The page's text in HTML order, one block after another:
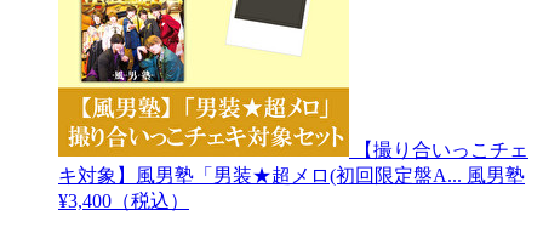
【撮り合いっこチェ
キ対象】風男塾「男装★超メロ(初回限定盤A... 風男塾
¥3,400（税込）